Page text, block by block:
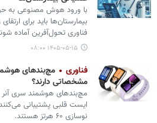
با ورود هوش مصنوعی به
بیمارستان‌ها باید برای
فناوری تحول‌آفرین آماده
۱۴۰۵-۰۵-۱۵ ۰۸:۰۰
فناوری
مشخصاتی دارند؟
نوسازی ۶۰ هرتز هستند.